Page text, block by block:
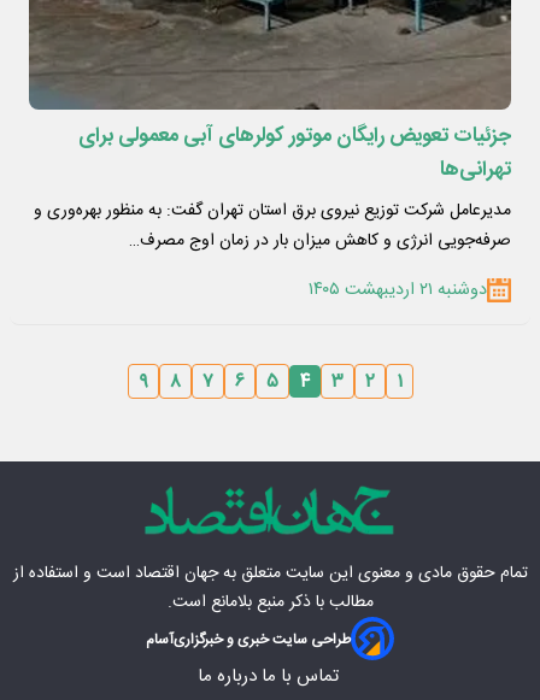
جزئیات تعویض رایگان موتور کولرهای آبی معمولی برای
تهرانی‌ها
مدیرعامل شرکت توزیع نیروی برق استان تهران گفت: به منظور بهره‌وری و
صرفه‌جویی انرژی و کاهش میزان بار در زمان اوج مصرف…
دوشنبه ۲۱ اردیبهشت ۱۴۰۵
۱ ۲ ۳ ۴ ۵ ۶ ۷ ۸ ۹
تمام حقوق مادی‌ و معنوی این سایت متعلق بهجهان اقتصاد است و استفاده از
مطالب با ذکر منبع بلامانع است.
طراحی سایت خبری و خبرگزاریآسام
تماس با ما درباره ما